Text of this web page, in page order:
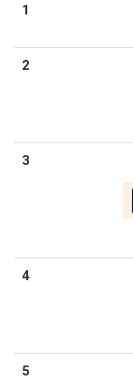
1
2
3
4
5